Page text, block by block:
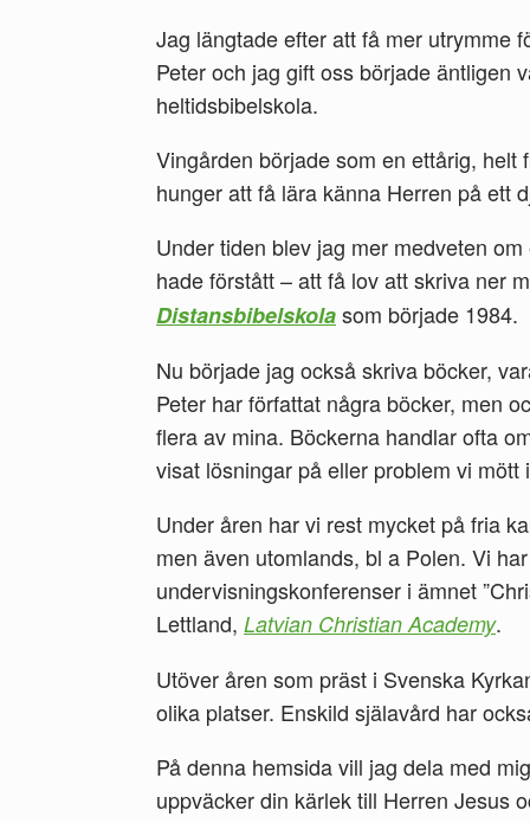
Jag längtade efter att få mer utrymme
Peter och jag gift oss började äntligen
heltidsbibelskola.
Vingården började som en ettårig,
hunger att få lära känna Herren på ett
Under tiden blev jag mer medveten
hade förstått – att få lov att skriva ner
Distansbibelskolasom började 1984.
Nu började jag också skriva böcker,
Peter har författat några böcker, men
flera av mina. Böckerna handlar ofta
visat lösningar på eller problem vi mött
Under åren har vi rest mycket på fria
men även utomlands, bl a Polen. Vi
undervisningskonferenser i ämnet
Lettland, Latvian Christian Academy.
Utöver åren som präst i Svenska
olika platser. Enskild själavård har
På denna hemsida vill jag dela med
uppväcker din kärlek till Herren Jesus